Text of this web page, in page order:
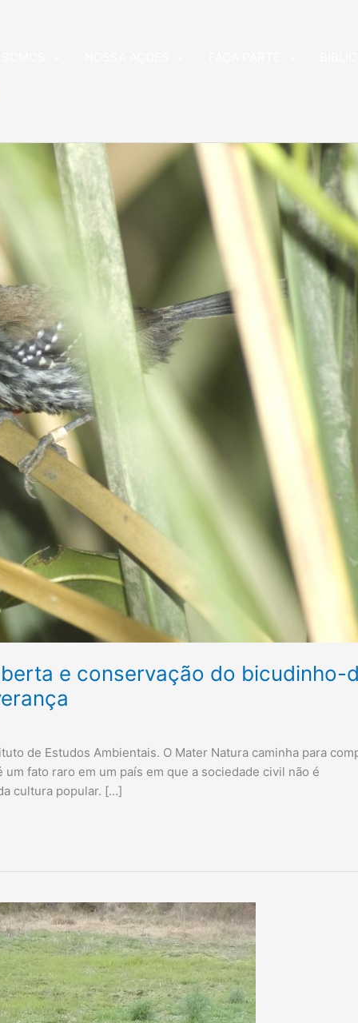
e conservação do bicudinho-
de Estudos Ambientais. O Mater Natura caminha para
fato raro em um país em que a sociedade civil não é
cultura popular. […]